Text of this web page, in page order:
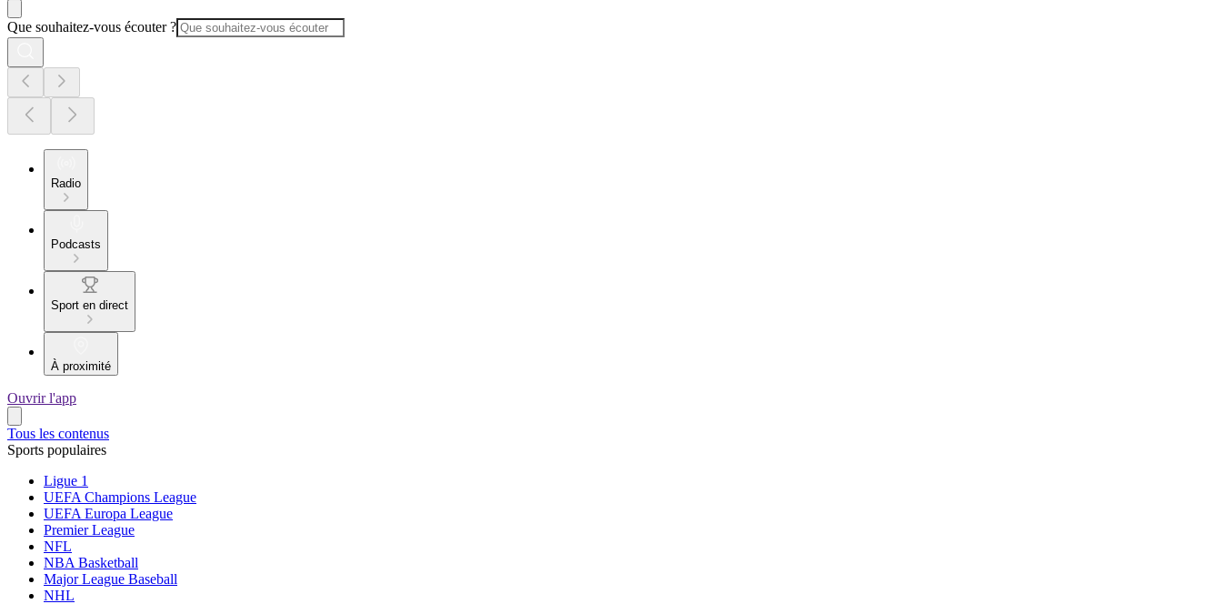
Que souhaitez-vous écouter ?
Radio
Podcasts
Sport en direct
À proximité
Ouvrir l'app
Tous les contenus
Sports populaires
Ligue 1
UEFA Champions League
UEFA Europa League
Premier League
NFL
NBA Basketball
Major League Baseball
NHL